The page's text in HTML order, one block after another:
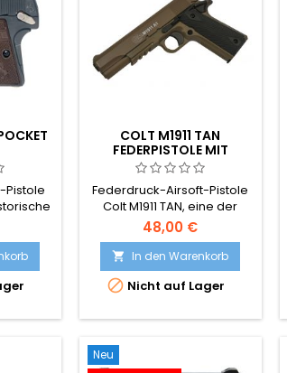
Pistole
COLT M1911 TAN
FEDERPISTOLE MIT
METALLSCHLITTEN
Federdruck-Airsoft-Pistole
Colt M1911 TAN, eine der
realistischsten Federdruck-
Nachbildungen –
leistungsstark, präzise,
angenehm in der Hand und
einfach zu bedienen.
Schiene zur Befestigung von
48,00 €
 In den Warenkorb
 Nicht auf Lager
Neu